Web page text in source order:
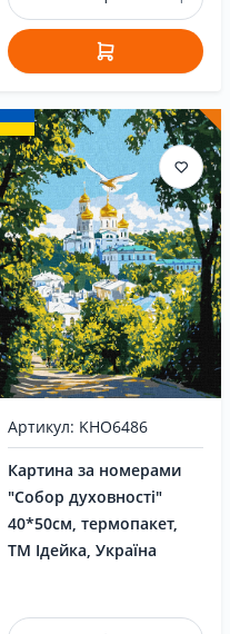
Артикул: KHO6486
Картина за номерами
"Собор духовності"
40*50см, термопакет,
ТМ Ідейка, Україна